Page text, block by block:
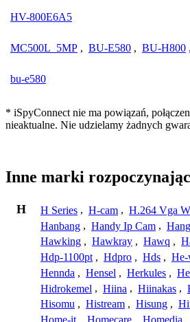
HV-800E6A5
MC500L_5MP , BU-E580 , BU-H800 ,
bu-e580
* iSpyConnect nie ma powiązań,
nieaktualne. Nie udzielamy żadnych
Inne marki
H H Series , H-cam , H.264 Vga
Hanbang , Handy Ip Cam ,
Hawking , Hawkray , Hawq ,
Hdp-1100pt , Hdpro , Hds ,
Hennda , Hensel , Herkules ,
Hidrokemel , Hiina , Hiinakas ,
Hisomu , Histream , Hisung ,